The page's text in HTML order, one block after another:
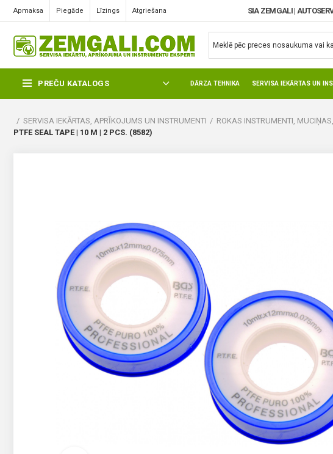
Apmaksa Piegāde Līzings Atgriešana SIA ZEMGALI |
PREČU KATALOGS DĀRZA TEHNIKA SERVISA IEKĀRTAS UN
SERVISA IEKĀRTAS, APRĪKOJUMS UN INSTRUMENTI ROKAS INSTRUMENTI,
PTFE SEAL TAPE | 10 M | 2 PCS. (8582)